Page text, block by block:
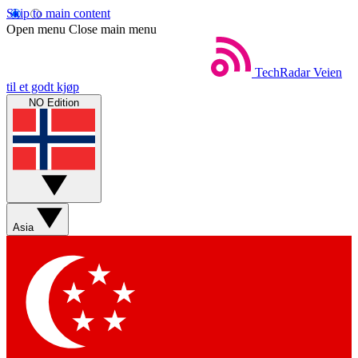
Skip to main content
Open menu Close main menu
TechRadar Veien
til et godt kjøp
NO Edition
Asia